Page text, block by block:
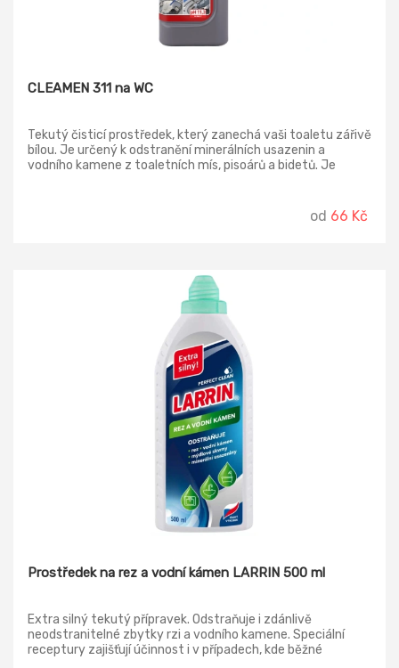
CLEAMEN 311 na WC
Tekutý čisticí prostředek, který zanechá vaši toaletu zářivě
bílou. Je určený k odstranění minerálních usazenin a
vodního kamene z toaletních mís, pisoárů a bidetů. Je
hliníku a jiných kovů. Prostředek aplikujte neředěný, přímo
na vnitřní stěnu toaletní mísy a dle znečištění, nechte
od 66 Kč
Prostředek na rez a vodní kámen LARRIN 500 ml
Extra silný tekutý přípravek. Odstraňuje i zdánlivě
neodstranitelné zbytky rzi a vodního kamene. Speciální
receptury zajišťují účinnost i v případech, kde běžné